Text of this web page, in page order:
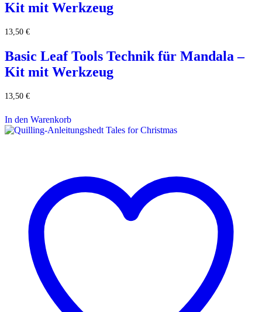
Kit mit Werkzeug
13,50 €
Basic Leaf Tools Technik für Mandala –
Kit mit Werkzeug
13,50 €
In den Warenkorb